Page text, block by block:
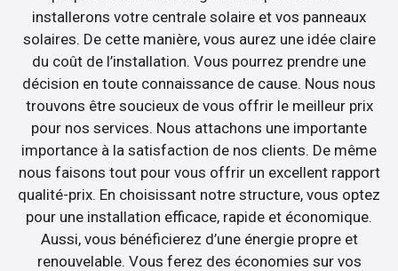
installerons votre centrale solaire et vos panneaux
solaires. De cette manière, vous aurez une idée claire
du coût de l’installation. Vous pourrez prendre une
décision en toute connaissance de cause. Nous nous
trouvons être soucieux de vous offrir le meilleur prix
pour nos services. Nous attachons une importante
importance à la satisfaction de nos clients. De même
nous faisons tout pour vous offrir un excellent rapport
qualité-prix. En choisissant notre structure, vous optez
pour une installation efficace, rapide et économique.
Aussi, vous bénéficierez d’une énergie propre et
renouvelable. Vous ferez des économies sur vos